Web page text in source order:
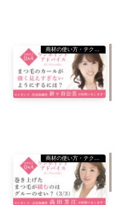
商材の使い方・テクニック